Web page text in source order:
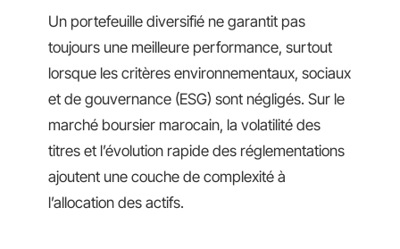
Un portefeuille diversifié ne garantit pas
toujours une meilleure performance, surtout
lorsque les critères environnementaux, sociaux
et de gouvernance (ESG) sont négligés. Sur le
marché boursier marocain, la volatilité des
titres et l’évolution rapide des réglementations
ajoutent une couche de complexité à
l’allocation des actifs.